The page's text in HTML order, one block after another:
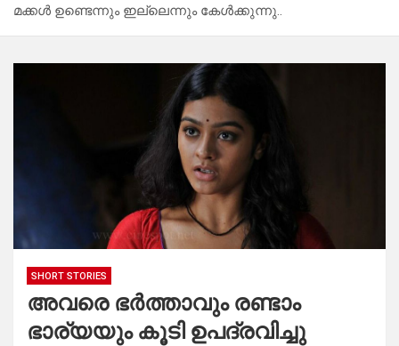
മക്കൾ ഉണ്ടെന്നും ഇല്ലെന്നും കേൾക്കുന്നു..
SHORT STORIES
അവരെ ഭർത്താവും രണ്ടാം
ഭാര്യയും കൂടി ഉപദ്രവിച്ചു